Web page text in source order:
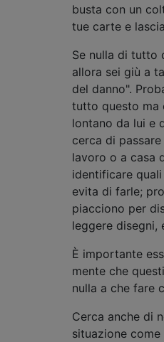
busta con un
tue carte e
Se nulla di tutto
allora sei giù a
del danno".
tutto questo ma
lontano da lui e
cerca di
lavoro o a casa
identificare
evita di farle;
piacciono per
leggere disegni,
È importante
mente che
nulla a che fare
Cerca anche di
situazione